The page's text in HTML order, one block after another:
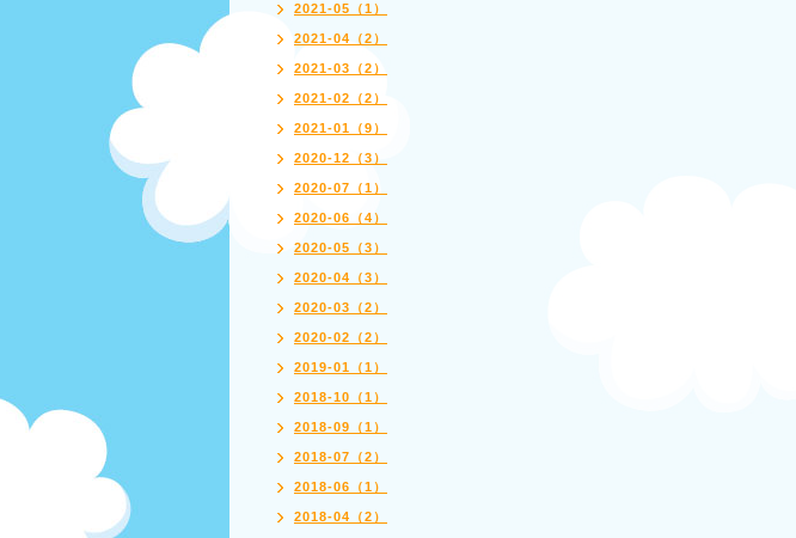
2021-05（1）
2021-04（2）
2021-03（2）
2021-02（2）
2021-01（9）
2020-12（3）
2020-07（1）
2020-06（4）
2020-05（3）
2020-04（3）
2020-03（2）
2020-02（2）
2019-01（1）
2018-10（1）
2018-09（1）
2018-07（2）
2018-06（1）
2018-04（2）